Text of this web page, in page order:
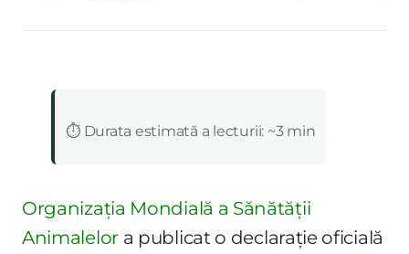
⏱️ Durata estimată a lecturii: ~3 min
Organizația Mondială a Sănătății
Animalelor a publicat o declarație oficială